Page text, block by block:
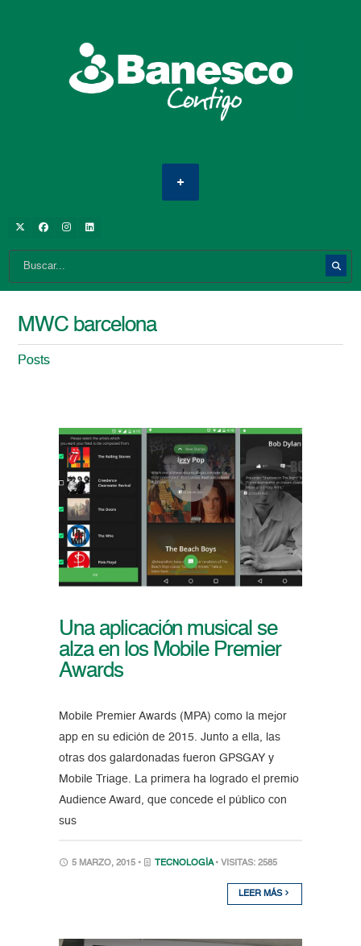
MWC barcelona
Posts
Una aplicación musical se
alza en los Mobile Premier
Awards
Mobile Premier Awards (MPA) como la mejor
app en su edición de 2015. Junto a ella, las
otras dos galardonadas fueron GPSGAY y
Mobile Triage. La primera ha logrado el premio
Audience Award, que concede el público con
sus
5 MARZO, 2015 • TECNOLOGÍA • VISITAS: 2585
LEER MÁS